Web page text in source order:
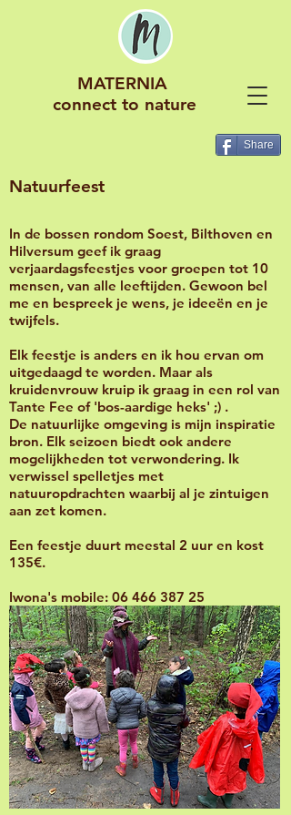
MATERNIA
connect to nature
Share
Natuurfeest
In de bossen rondom Soest, Bilthoven en
Hilversum geef ik graag
verjaardagsfeestjes voor groepen tot 10
mensen, van alle leeftijden. Gewoon bel
me en bespreek je wens, je ideeën en je
twijfels.
Elk feestje is anders en ik hou ervan om
uitgedaagd te worden. Maar als
kruidenvrouw kruip ik graag in een rol van
Tante Fee of 'bos-aardige heks' ;) .
De natuurlijke omgeving is mijn inspiratie
bron. Elk seizoen biedt ook andere
mogelijkheden tot verwondering. Ik
verwissel spelletjes met
natuuropdrachten waarbij al je zintuigen
aan zet komen.
Een feestje duurt meestal 2 uur en kost
135€.
Iwona's mobile: 06 466 387 25